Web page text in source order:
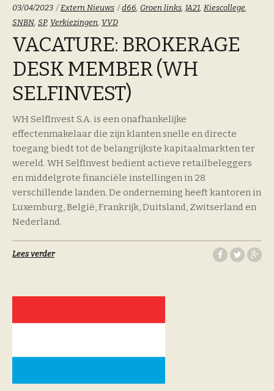
03/04/2023 Categoriën:
Extern Nieuws Tags:
d66 Groen links JA21 Kiescollege
SNBN, SP, Verkiezingen VVD
VACATURE: BROKERAGE
DESK MEMBER (WH
SELFINVEST)
WH SelfInvest S.A. is een onafhankelijke
effectenmakelaar die zijn klanten snelle en directe
toegang biedt tot de belangrijkste kapitaalmarkten ter
wereld. WH SelfInvest bedient actieve retailbeleggers
en middelgrote financiële instellingen in 28
verschillende landen. De onderneming heeft kantoren in
Luxemburg, België, Frankrijk, Duitsland, Zwitserland en
Nederland.
Lees verder